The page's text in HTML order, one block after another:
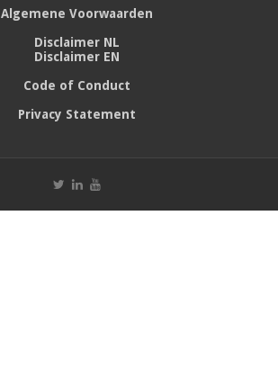
Algemene Voorwaarden
Disclaimer NL
Disclaimer EN
Code of Conduct
Privacy Statement